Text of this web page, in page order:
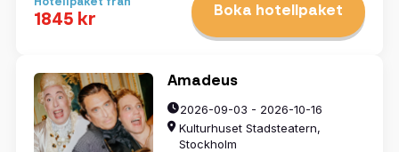
Hotellpaket från
1845 kr Boka hotellpaket
Amadeus
2026-09-03 - 2026-10-16
Kulturhuset Stadsteatern,
Stockholm